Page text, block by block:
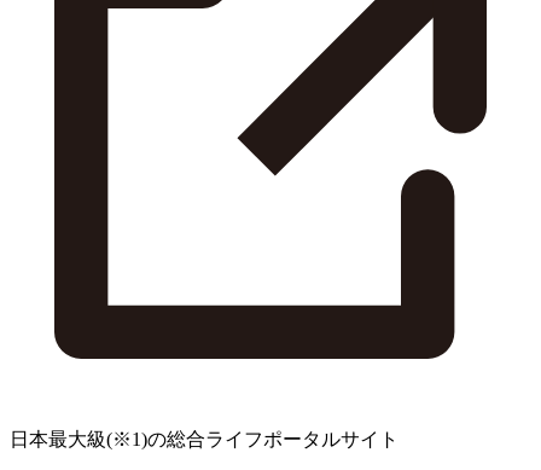
日本最大級(※1)の総合ライフポータルサイト